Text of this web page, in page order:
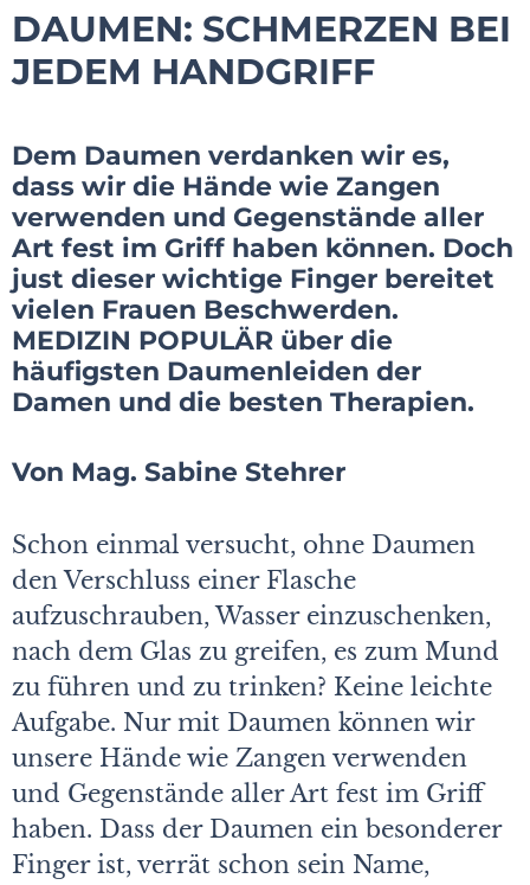
DAUMEN: SCHMERZEN BEI
JEDEM HANDGRIFF
Dem Daumen verdanken wir es,
dass wir die Hände wie Zangen
verwenden und Gegenstände aller
Art fest im Griff haben können. Doch
just dieser wichtige Finger bereitet
vielen Frauen Beschwerden.
MEDIZIN POPULÄR über die
häufigsten Daumenleiden der
Damen und die besten Therapien.
Von Mag. Sabine Stehrer
Schon einmal versucht, ohne Daumen
den Verschluss einer Flasche
aufzuschrauben, Wasser einzuschenken,
nach dem Glas zu greifen, es zum Mund
zu führen und zu trinken? Keine leichte
Aufgabe. Nur mit Daumen können wir
unsere Hände wie Zangen verwenden
und Gegenstände aller Art fest im Griff
haben. Dass der Daumen ein besonderer
Finger ist, verrät schon sein Name,